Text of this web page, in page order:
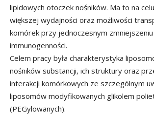
lipidowych otoczek nośników. Ma to na
większej wydajności oraz możliwości
komórek przy jednoczesnym zmniejszeniu
immunogenności.
Celem pracy była charakterystyka
nośników substancji, ich struktury oraz
interakcji komórkowych ze szczególnym
liposomów modyfikowanych glikolem
(PEGylowanych).